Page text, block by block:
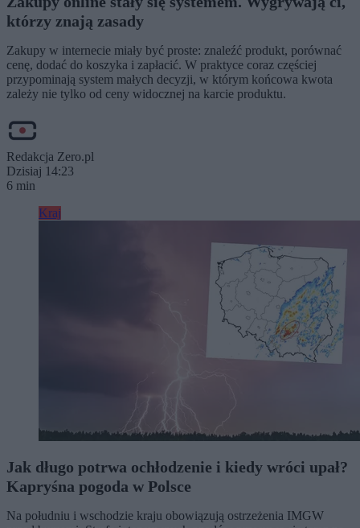
którzy znają zasady
Zakupy w internecie miały być proste: znaleźć produkt, porównać
cenę, dodać do koszyka i zapłacić. W praktyce coraz częściej
przypominają system małych decyzji, w którym końcowa kwota
zależy nie tylko od ceny widocznej na karcie produktu.
Redakcja Zero.pl
Dzisiaj 14:23
6 min
Kraj
Jak długo potrwa ochłodzenie i kiedy wróci upał?
Kapryśna pogoda w Polsce
Na południu i wschodzie kraju obowiązują ostrzeżenia IMGW